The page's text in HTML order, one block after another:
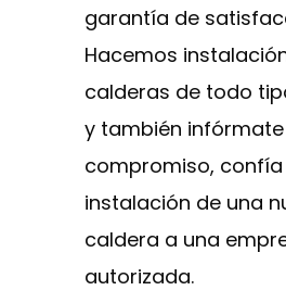
garantía de
Hacemos
calderas de todo
y también infórmate
compromiso,
instalación de una
caldera a una
autorizada.